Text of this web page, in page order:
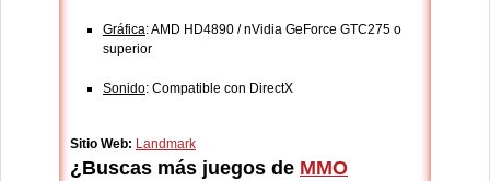
Gráfica: AMD HD4890 / nVidia GeForce GTC275 o
superior
Sonido: Compatible con DirectX
Sitio Web: Landmark
¿Buscas más juegos de MMO